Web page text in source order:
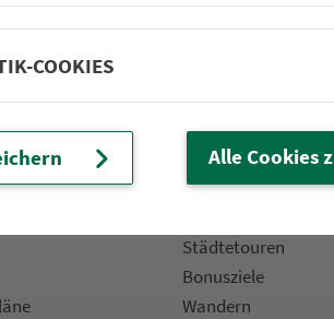
1.100 Linien.
Partner im VGN
Städtetouren
Bonusziele
Wandern
COOKIES
Alle Cookies